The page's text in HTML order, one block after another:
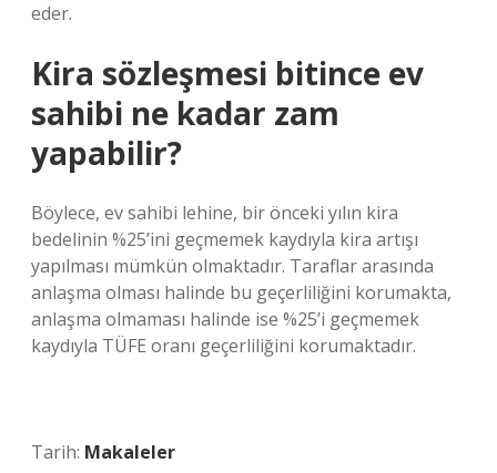
eder.
Kira sözleşmesi bitince ev
sahibi ne kadar zam
yapabilir?
Böylece, ev sahibi lehine, bir önceki yılın kira
bedelinin %25’ini geçmemek kaydıyla kira artışı
yapılması mümkün olmaktadır. Taraflar arasında
anlaşma olması halinde bu geçerliliğini korumakta,
anlaşma olmaması halinde ise %25’i geçmemek
kaydıyla TÜFE oranı geçerliliğini korumaktadır.
Tarih: Makaleler